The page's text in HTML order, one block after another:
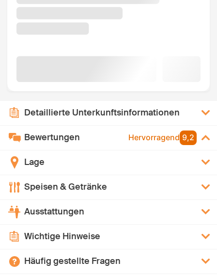
Detaillierte Unterkunftsinformationen
Bewertungen Hervorragend 9,2
Lage
Speisen & Getränke
Ausstattungen
Wichtige Hinweise
Häufig gestellte Fragen